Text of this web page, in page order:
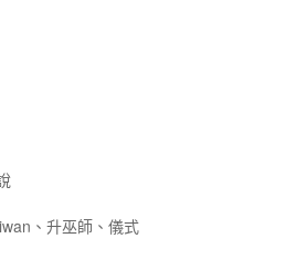
、升巫師、儀式